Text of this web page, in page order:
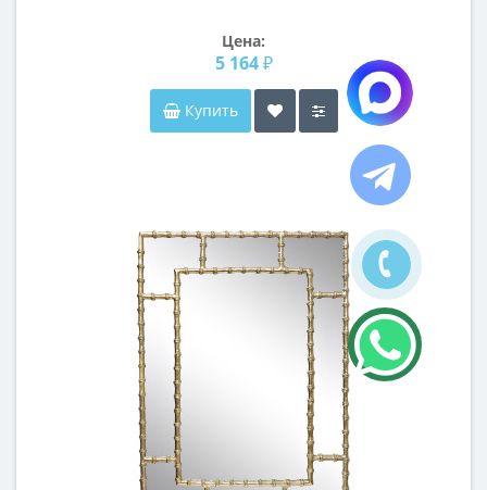
Цена:
5 164 ₽
Купить